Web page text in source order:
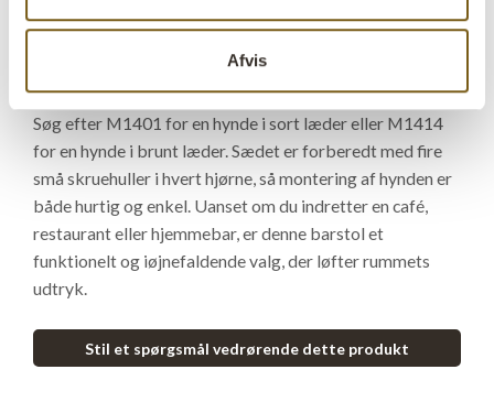
Afvis
bedst til din stil. For ekstra komfort kan barstolen nemt
kombineres med en af vores lækre siddehynder i læder.
Søg efter M1401 for en hynde i sort læder eller M1414
for en hynde i brunt læder. Sædet er forberedt med fire
små skruehuller i hvert hjørne, så montering af hynden er
både hurtig og enkel. Uanset om du indretter en café,
restaurant eller hjemmebar, er denne barstol et
funktionelt og iøjnefaldende valg, der løfter rummets
udtryk.
Stil et spørgsmål vedrørende dette produkt